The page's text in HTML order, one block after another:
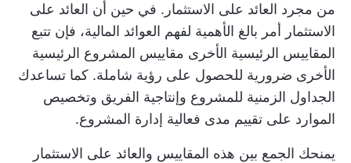
من مجرد العائد على الاستثمار. في حين أن العائد على
الاستثمار أمر بالغ الأهمية لفهم العوائد المالية، فإن تتبع
المقاييس الرئيسية الأخرى مقاييس المشروع الرئيسية
الأخرى ضرورية للحصول على رؤية شاملة. كما تساعدك
الجداول الزمنية للمشروع وإنتاجية الفريق وتخصيص
الموارد على تقييم مدى فعالية إدارة المشروع.
يمنحك الجمع بين هذه المقاييس والعائد على الاستثمار